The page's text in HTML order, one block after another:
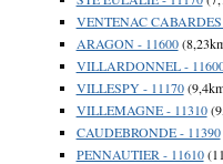
VENTENAC CABARDES
ARAGON - 11600
VILLARDONNEL -
VILLESPY - 11170
VILLEMAGNE - 11310
CAUDEBRONDE - 11390
PENNAUTIER - 11610